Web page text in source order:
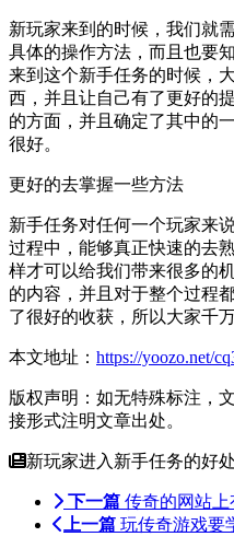
新玩家来到的时候，我们就
具体的操作方法，而且也要
来到这个新手任务的时候，
西，并且让自己有了更好的
的方面，并且确定了其中的
很好。
更好的去掌握一些方法
新手任务对任何一个玩家来
过程中，能够真正快速的去
样才可以给我们带来很多的
的内容，并且对于整个过程
了很好的收获，所以大家千
本文地址： https://yoozo.net/
版权声明：如无特殊标注，
接形式注明文章出处。
新玩家进入新手任务的好处
下一篇 传奇的网站
上一篇 玩传奇游戏要